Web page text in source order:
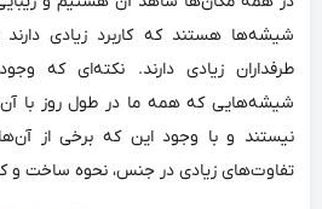
شیشه‌ها هستند که کاربرد زیادی
طرفداران زیادی دارند. نکته‌ای که
شیشه‌هایی که همه ما در طول روز با
نیستند و با وجود این که برخی از
تفاوت‌های زیادی در جنس، نحوه ساخت و